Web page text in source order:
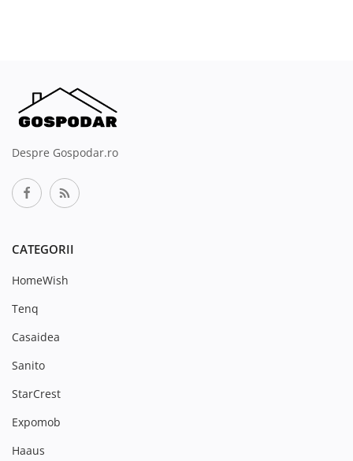
Despre Gospodar.ro
CATEGORII
HomeWish
Tenq
Casaidea
Sanito
StarCrest
Expomob
Haaus